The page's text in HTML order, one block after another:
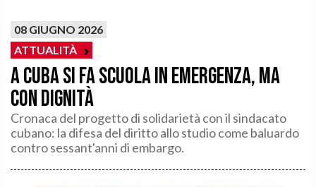
08 GIUGNO 2026
ATTUALITÀ
A Cuba si fa scuola in emergenza, ma
con dignità
Cronaca del progetto di solidarietà con il sindacato
cubano: la difesa del diritto allo studio come baluardo
contro sessant'anni di embargo.